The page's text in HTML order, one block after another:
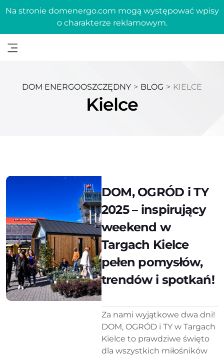
Na stronie domenergo.com mogą występować wpisy
o charakterze reklamowym.
DOM ENERGOOSZCZĘDNY > BLOG > KIELCE
Kielce
DOM, OGRÓD i TY
2025 – inspirujący
weekend w
Targach Kielce
pełen pomysłów,
trendów i spotkań!
Za nami wyjątkowe dwa dni!
DOM, OGRÓD i TY w Targach
Kielce to prawdziwe święto
dla wszystkich miłośników